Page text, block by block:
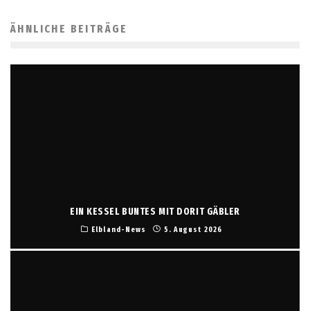
ÄHNLICHE BEITRÄGE
EIN KESSEL BUNTES MIT DORIT GÄBLER
Elbland-News 5. August 2026